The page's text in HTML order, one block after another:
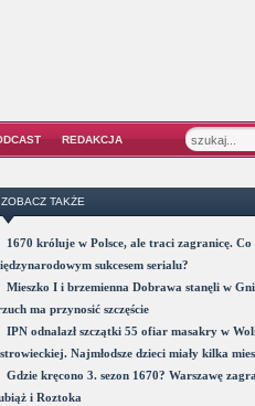
REDAKCJA
ZOBACZ TAKŻE
1670 króluje w Polsce, ale traci zagranicę. Co
sukcesem serialu?
Mieszko I i brzemienna Dobrawa stanęli w
ma przynosić szczęście
IPN odnalazł szczątki 55 ofiar masakry w
Najmłodsze dzieci miały kilka
Gdzie kręcono 3. sezon 1670? Warszawę
i Roztoka